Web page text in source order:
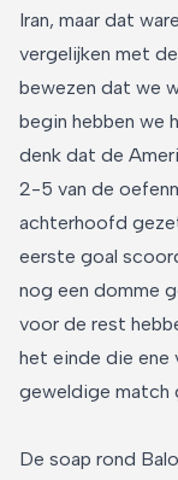
Iran, maar dat
vergelijken met
bewezen dat we
begin hebben we
denk dat de
2-5 van de
achterhoofd
eerste goal
nog een domme
voor de rest
het einde die ene
geweldige match
De soap rond